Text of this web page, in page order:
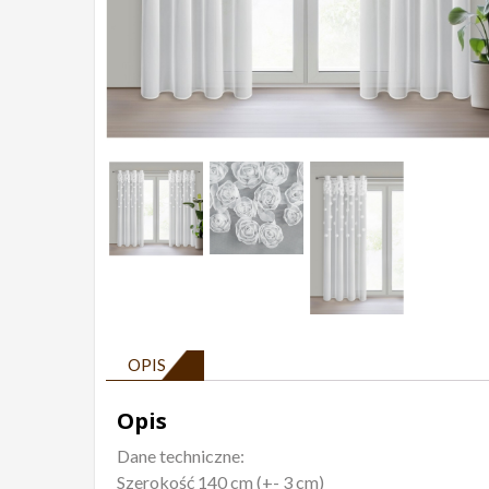
OPIS
Opis
Dane techniczne:
Szerokość 140 cm (+- 3 cm)